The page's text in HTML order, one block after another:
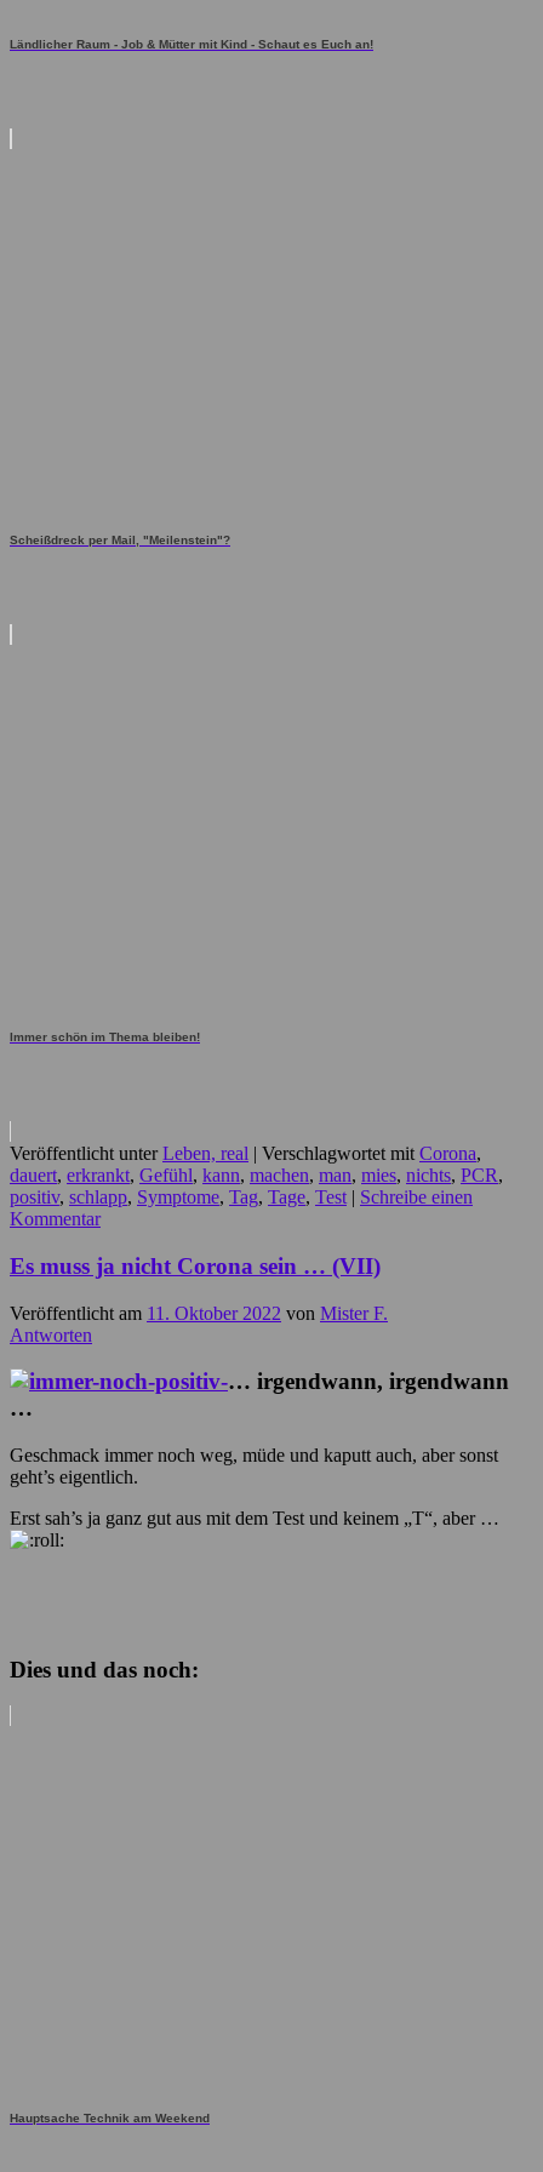
Ländlicher Raum - Job & Mütter mit Kind - Schaut es Euch an!
Scheißdreck per Mail, "Meilenstein"?
Immer schön im Thema bleiben!
Veröffentlicht unter Leben, real | Verschlagwortet mit Corona,
dauert, erkrankt, Gefühl, kann, machen, man, mies, nichts, PCR,
positiv, schlapp, Symptome, Tag, Tage, Test | Schreibe einen
Kommentar
Es muss ja nicht Corona sein … (VII)
Veröffentlicht am 11. Oktober 2022 von Mister F.
Antworten
… irgendwann, irgendwann
…
Geschmack immer noch weg, müde und kaputt auch, aber sonst
geht’s eigentlich.
Erst sah’s ja ganz gut aus mit dem Test und keinem „T“, aber …
Dies und das noch:
Hauptsache Technik am Weekend